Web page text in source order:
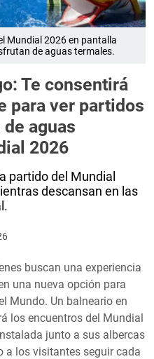
Mundial 2026 en pantalla
de aguas termales.
Te consentirá
para ver partidos
aguas
2026
partido del Mundial
descansan en las
buscan una experiencia
una nueva opción para
Mundo. Un balneario en
los encuentros del Mundial
junto a sus albercas
a los visitantes seguir cada